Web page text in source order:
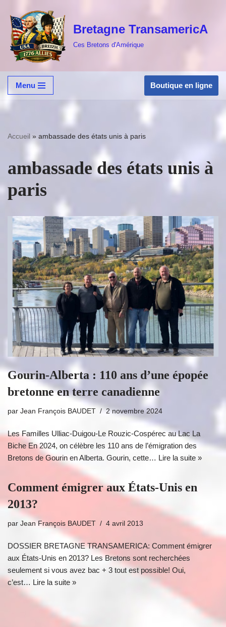
Aller
au
contenu
Bretagne TransamericA
Ces Bretons d'Amérique
Menu Boutique en ligne
Accueil » ambassade des états unis à paris
ambassade des états unis à
paris
Gourin-Alberta : 110 ans d’une épopée
bretonne en terre canadienne
par Jean François BAUDET 2 novembre 2024
Les Familles Ulliac-Duigou-Le Rouzic-Cospérec au Lac La
Biche En 2024, on célèbre les 110 ans de l’émigration des
Bretons de Gourin en Alberta. Gourin, cette… Lire la suite »
Comment émigrer aux États-Unis en
2013?
par Jean François BAUDET 4 avril 2013
DOSSIER BRETAGNE TRANSAMERICA: Comment émigrer
aux États-Unis en 2013? Les Bretons sont recherchées
seulement si vous avez bac + 3 tout est possible! Oui,
c’est… Lire la suite »